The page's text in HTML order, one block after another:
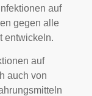
auf
gegen alle
entwickeln.
auf
auch von